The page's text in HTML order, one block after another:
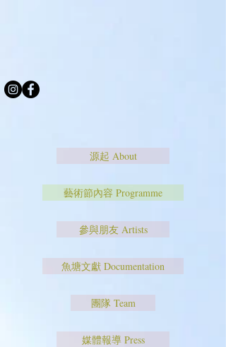
源起 About
藝術節內容 Programme
參與朋友 Artists
魚塘文獻 Documentation
團隊 Team
媒體報導 Press